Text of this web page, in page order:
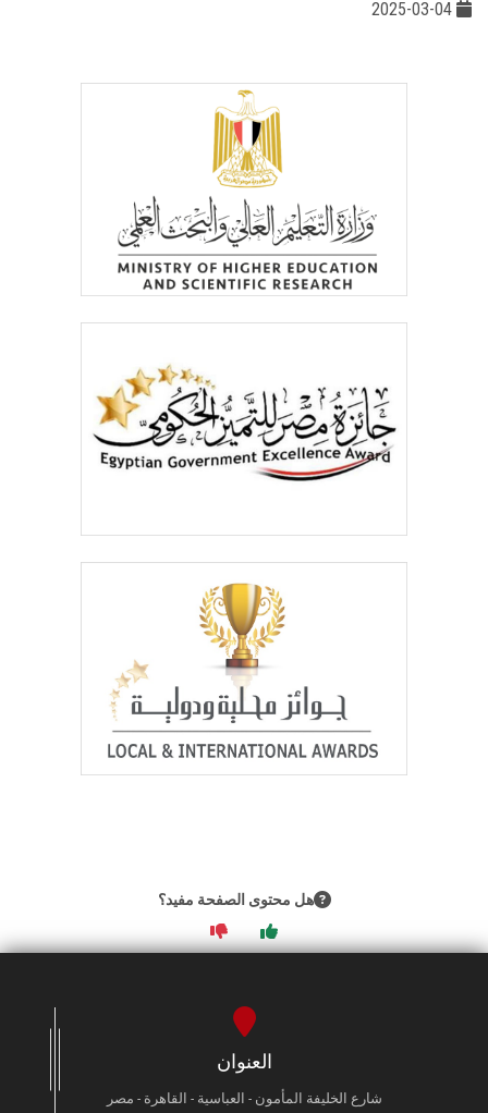
سجل الان
هل محتوى الصفحة مفيد؟
العنوان
شارع الخليفة المأمون - العباسية - القاهرة - مصر